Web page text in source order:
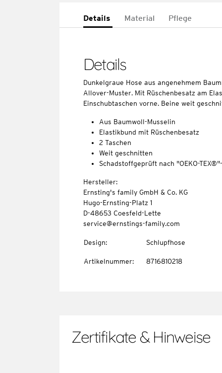
Details Material Pflege
Details
Dunkelgraue Hose aus angenehmem
Allover-Muster. Mit Rüschenbesatz am
Einschubtaschen vorne. Beine weit
Aus Baumwoll-Musselin
Elastikbund mit Rüschenbesatz
2 Taschen
Weit geschnitten
Schadstoffgeprüft nach "OEKO-
Hersteller:
Ernsting's family GmbH & Co. KG
Hugo-Ernsting-Platz 1
D-48653 Coesfeld-Lette
service@ernstings-family.com
Design: Schlupfhose
Artikelnummer: 8716810218
Zertifikate & Hinweise